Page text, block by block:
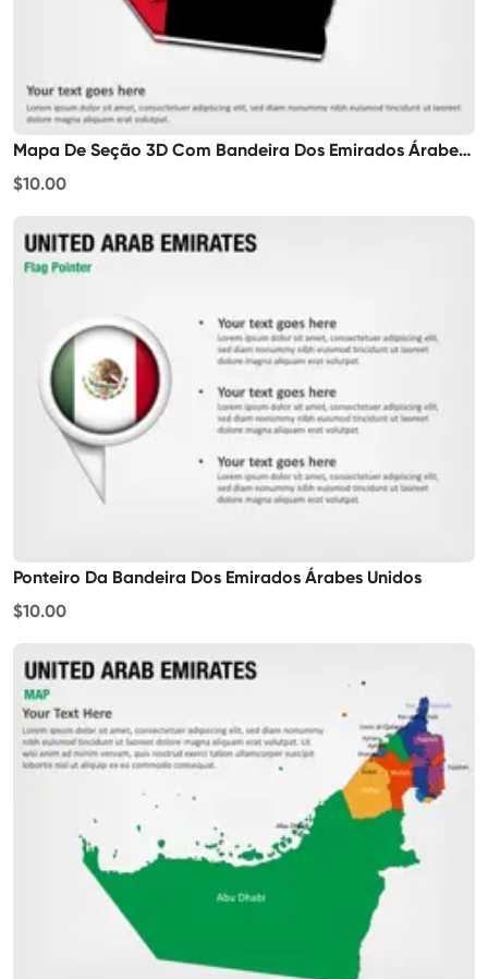
Mapa De Seção 3D Com Bandeira Dos Emirados Árabes Unidos
$10.00
Ponteiro Da Bandeira Dos Emirados Árabes Unidos
$10.00